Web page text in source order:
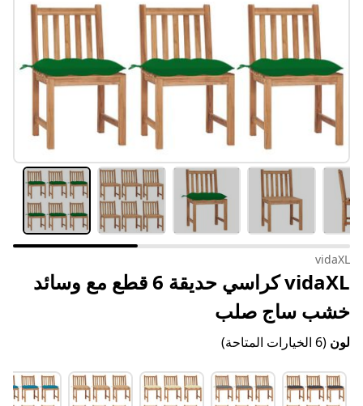
vidaXL
vidaXL كراسي حديقة 6 قطع مع وسائد
خشب ساج صلب
لون (6 الخيارات المتاحة)